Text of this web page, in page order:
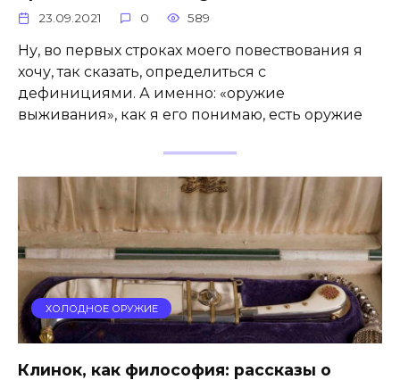
23.09.2021 0 589
Ну, во первых строках моего повествования я
хочу, так сказать, определиться с
дефинициями. А именно: «оружие
выживания», как я его понимаю, есть оружие
ХОЛОДНОЕ ОРУЖИЕ
Клинок, как философия: рассказы о